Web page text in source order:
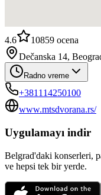
4.6 10859 ocena
Dečanska 14,
Radno vreme
+381114250100
www.mtsdvorana.rs/
Uygulamayı indir
Belgrad'daki konserleri,
ve hepsi tek bir yerde.